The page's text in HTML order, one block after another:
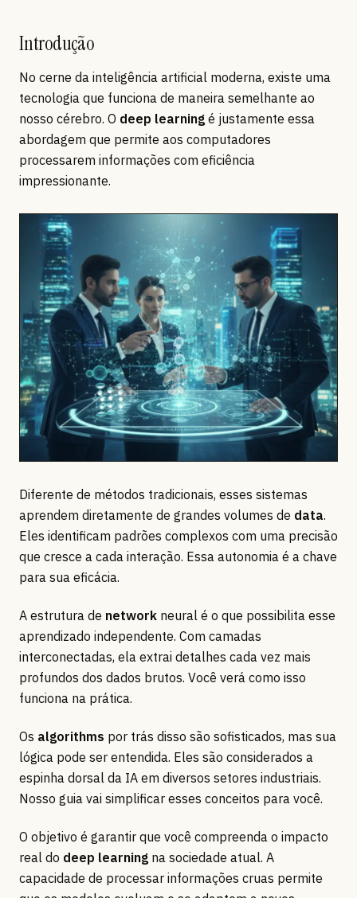
Introdução
No cerne da inteligência artificial moderna, existe uma
tecnologia que funciona de maneira semelhante ao
nosso cérebro. O deep learning é justamente essa
abordagem que permite aos computadores
processarem informações com eficiência
impressionante.
Diferente de métodos tradicionais, esses sistemas
aprendem diretamente de grandes volumes de data.
Eles identificam padrões complexos com uma precisão
que cresce a cada interação. Essa autonomia é a chave
para sua eficácia.
A estrutura de network neural é o que possibilita esse
aprendizado independente. Com camadas
interconectadas, ela extrai detalhes cada vez mais
profundos dos dados brutos. Você verá como isso
funciona na prática.
Os algorithms por trás disso são sofisticados, mas sua
lógica pode ser entendida. Eles são considerados a
espinha dorsal da IA em diversos setores industriais.
Nosso guia vai simplificar esses conceitos para você.
O objetivo é garantir que você compreenda o impacto
real do deep learning na sociedade atual. A
capacidade de processar informações cruas permite